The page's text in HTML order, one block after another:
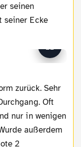
seinen
seiner Ecke
zurück. Sehr
Oft
nur in wenigen
außerdem
2